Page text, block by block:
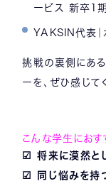
ービス 新卒1期
YAKSIN代表｜
挑戦の裏側にあ
ーを、ぜひ感じて
こんな学生におす
☑ 将来に漠然と
☑ 同じ悩みを持